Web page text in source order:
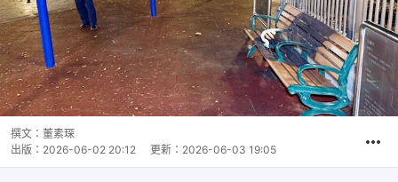
撰文： 董素琛
出版： 2026-06-02 20:12 更新： 2026-06-03 19:05